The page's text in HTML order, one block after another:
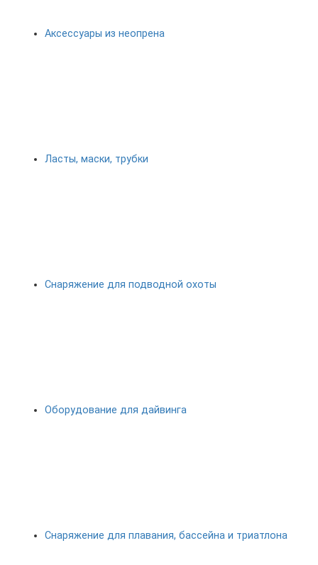
Аксессуары из неопрена
Ласты, маски, трубки
Снаряжение для подводной охоты
Оборудование для дайвинга
Снаряжение для плавания, бассейна и триатлона